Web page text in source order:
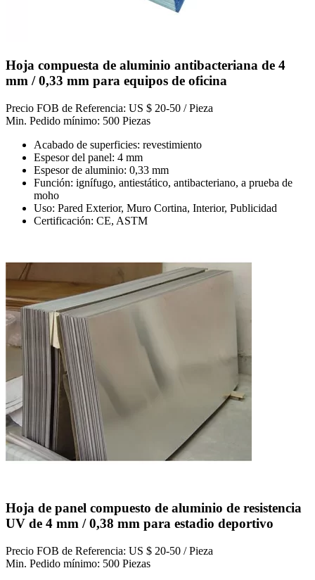
Hoja compuesta de aluminio antibacteriana de 4
mm / 0,33 mm para equipos de oficina
Precio FOB de Referencia: US $ 20-50 / Pieza
Min. Pedido mínimo: 500 Piezas
Acabado de superficies: revestimiento
Espesor del panel: 4 mm
Espesor de aluminio: 0,33 mm
Función: ignífugo, antiestático, antibacteriano, a prueba de
moho
Uso: Pared Exterior, Muro Cortina, Interior, Publicidad
Certificación: CE, ASTM
Hoja de panel compuesto de aluminio de resistencia
UV de 4 mm / 0,38 mm para estadio deportivo
Precio FOB de Referencia: US $ 20-50 / Pieza
Min. Pedido mínimo: 500 Piezas